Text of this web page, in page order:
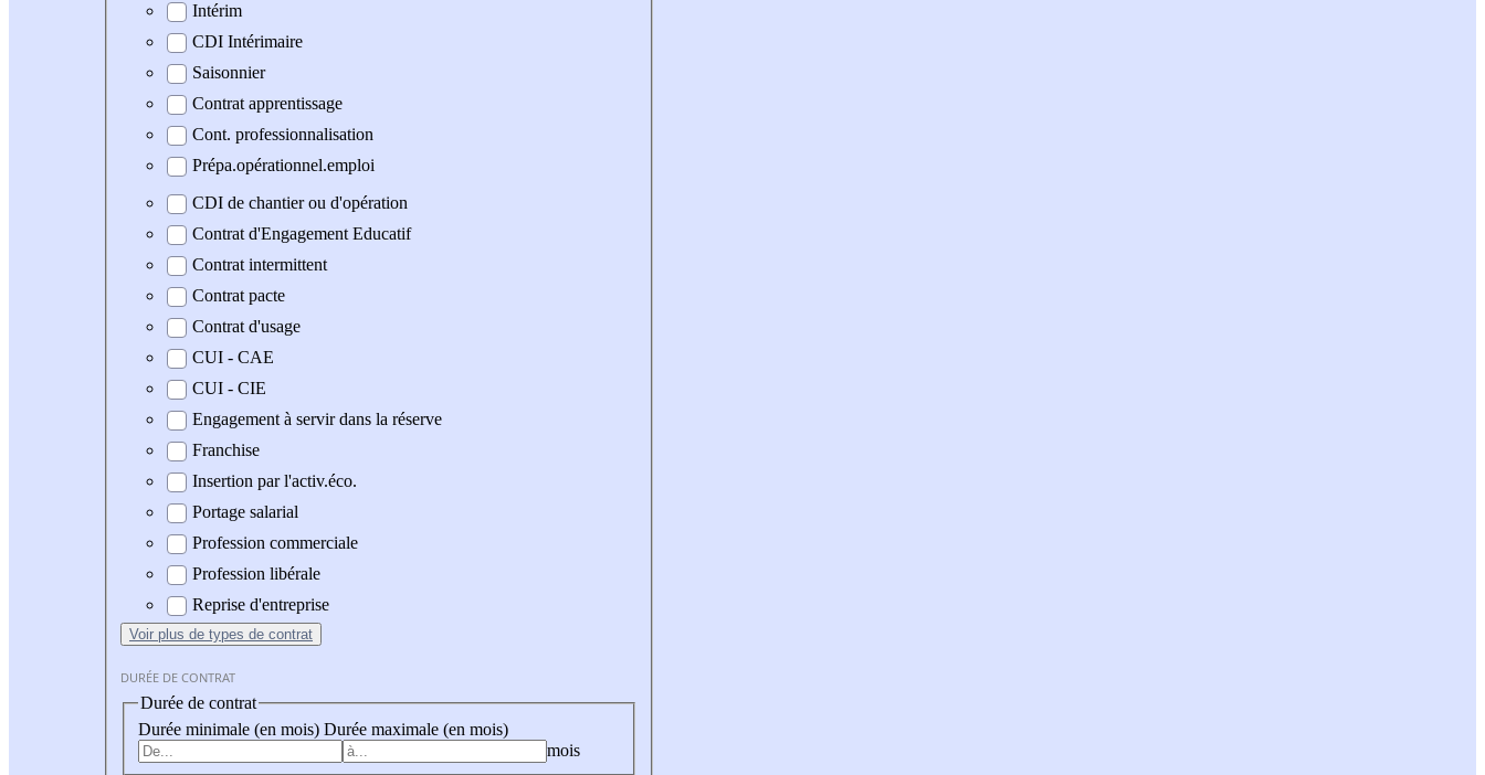
Intérim
CDI Intérimaire
Saisonnier
Contrat apprentissage
Cont. professionnalisation
Prépa.opérationnel.emploi
CDI de chantier ou d'opération
Contrat d'Engagement Educatif
Contrat intermittent
Contrat pacte
Contrat d'usage
CUI - CAE
CUI - CIE
Engagement à servir dans la réserve
Franchise
Insertion par l'activ.éco.
Portage salarial
Profession commerciale
Profession libérale
Reprise d'entreprise
Voir plus de types de contrat
DURÉE DE CONTRAT
Durée de contrat
Durée minimale (en mois) Durée maximale (en mois)
mois